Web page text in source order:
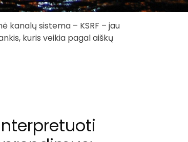
kanalų sistema – KSRF – jau
kuris veikia pagal aiškų